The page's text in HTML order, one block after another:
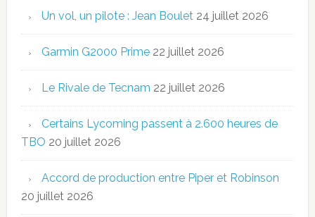
Un vol, un pilote : Jean Boulet 24 juillet 2026
Garmin G2000 Prime 22 juillet 2026
Le Rivale de Tecnam 22 juillet 2026
Certains Lycoming passent à 2.600 heures de
TBO 20 juillet 2026
Accord de production entre Piper et Robinson
20 juillet 2026